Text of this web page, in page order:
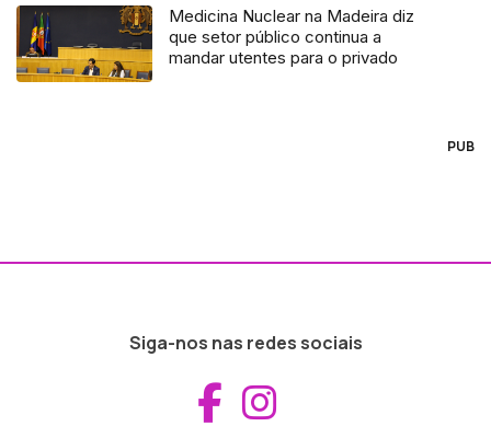
Medicina Nuclear na Madeira diz
que setor público continua a
mandar utentes para o privado
PUB
Siga-nos nas redes sociais
Aceder ao